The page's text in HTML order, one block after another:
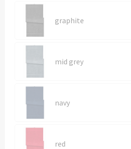
Kledingaccessoires
Ondergoed, Sokken en Nachtkleding
graphite
mid grey
navy
red